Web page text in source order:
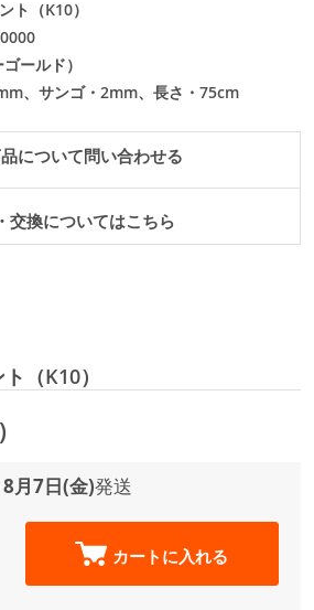
ト（K10）
ールド）
、サンゴ・2mm、長さ・75cm
について問い合わせる
交換についてはこちら
（K10）
8月7日(金)発送
カートに入れる